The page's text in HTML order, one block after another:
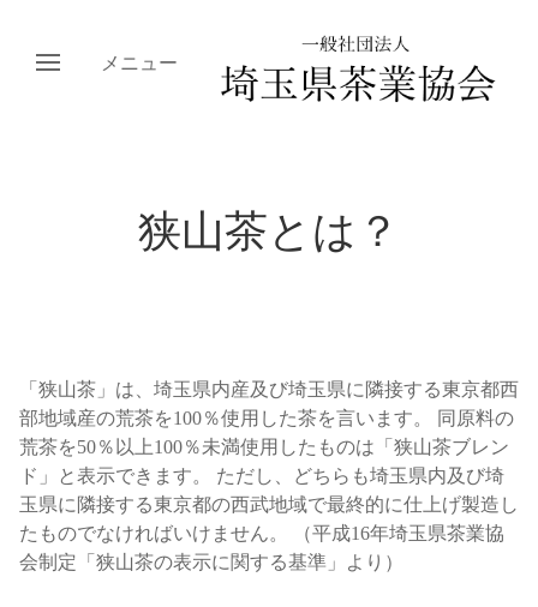
メニュー
狭山茶とは？
「狭山茶」は、埼玉県内産及び埼玉県に隣接する東京都西
部地域産の荒茶を100％使用した茶を言います。 同原料の
荒茶を50％以上100％未満使用したものは「狭山茶ブレン
ド」と表示できます。 ただし、どちらも埼玉県内及び埼
玉県に隣接する東京都の西武地域で最終的に仕上げ製造し
たものでなければいけません。 （平成16年埼玉県茶業協
会制定「狭山茶の表示に関する基準」より）